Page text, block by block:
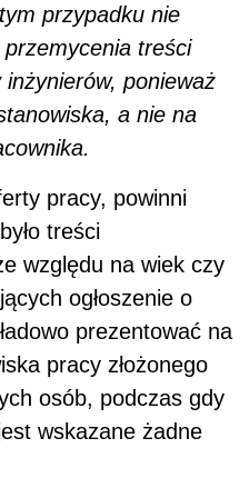
przypadku nie
treści
ponieważ
a nie na
pracy, powinni
treści
względu na wiek czy
ogłoszenie o
prezentować na
pracy złożonego
osób, podczas gdy
wskazane żadne